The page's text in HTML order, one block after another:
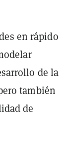
en rápido
de la
también
de